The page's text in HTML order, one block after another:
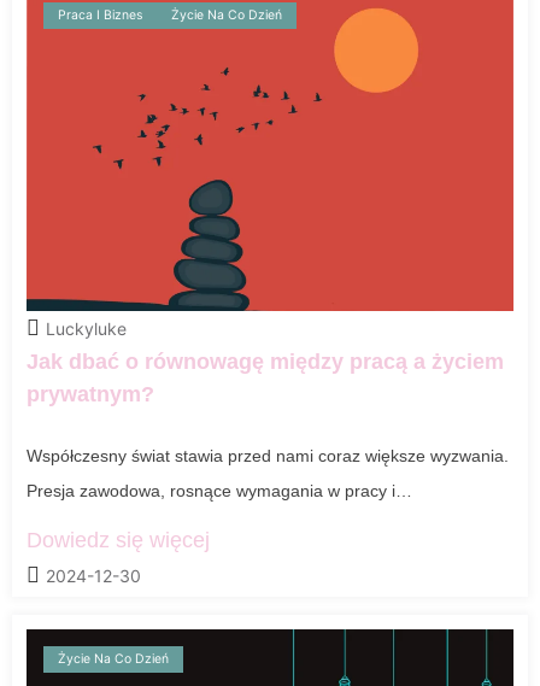
Praca I Biznes Życie Na Co Dzień
Luckyluke
Jak dbać o równowagę między pracą a życiem
prywatnym?
Współczesny świat stawia przed nami coraz większe wyzwania.
Presja zawodowa, rosnące wymagania w pracy i…
Dowiedz się więcej
2024-12-30
Życie Na Co Dzień